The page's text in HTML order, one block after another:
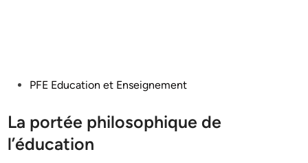
PostedPFE Education et Enseignement
La portée philosophique de
l’éducation